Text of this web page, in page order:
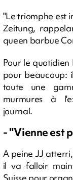
"Le triomphe est
Zeitung,
queen barbue
Pour le
pour beaucoup:
toute une
murmures à
journal.
- "Vienne est
A peine JJ
il va falloir